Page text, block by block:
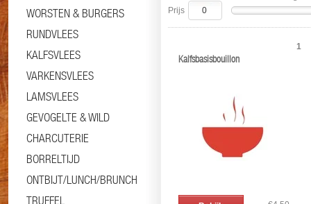
WORSTEN & BURGERS
RUNDVLEES
KALFSVLEES
VARKENSVLEES
LAMSVLEES
GEVOGELTE & WILD
CHARCUTERIE
BORRELTIJD
ONTBIJT/LUNCH/BRUNCH
TRUFFEL
Prijs
Kalfsbasisbouillon
1